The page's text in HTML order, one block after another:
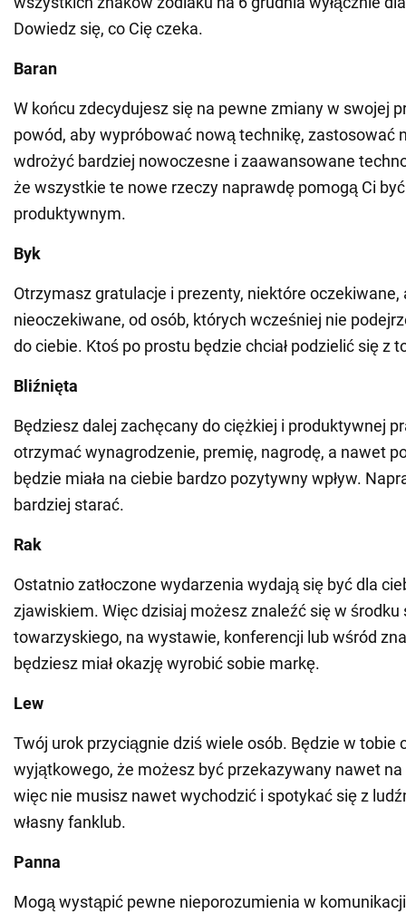
Dowiedz się, co Cię czeka.
Baran
W końcu zdecydujesz się na pewne zmiany w swojej
powód, aby wypróbować nową technikę, zastosować
wdrożyć bardziej nowoczesne i zaawansowane
że wszystkie te nowe rzeczy naprawdę pomogą Ci
produktywnym.
Byk
Otrzymasz gratulacje i prezenty, niektóre oczekiwane,
nieoczekiwane, od osób, których wcześniej nie
do ciebie. Ktoś po prostu będzie chciał podzielić się z
Bliźnięta
Będziesz dalej zachęcany do ciężkiej i produktywnej
otrzymać wynagrodzenie, premię, nagrodę, a nawet
będzie miała na ciebie bardzo pozytywny wpływ.
bardziej starać.
Rak
Ostatnio zatłoczone wydarzenia wydają się być dla
zjawiskiem. Więc dzisiaj możesz znaleźć się w środku
towarzyskiego, na wystawie, konferencji lub wśród
będziesz miał okazję wyrobić sobie markę.
Lew
Twój urok przyciągnie dziś wiele osób. Będzie w tobie
wyjątkowego, że możesz być przekazywany nawet na
więc nie musisz nawet wychodzić i spotykać się z
własny fanklub.
Panna
Mogą wystąpić pewne nieporozumienia w